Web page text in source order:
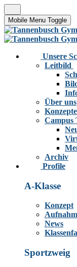
Mobile Menu Toggle
Unsere
Leitbild
Über uns
Konzepte
Campus
Archiv
Profile
A-Klasse
Konzept
News
Sportzweig